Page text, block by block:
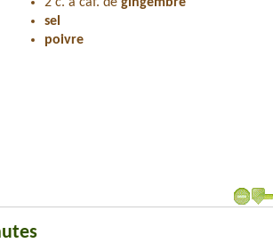
sel
poivre